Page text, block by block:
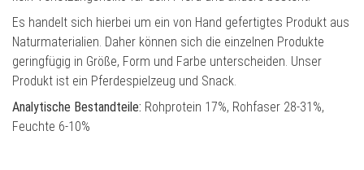
Es handelt sich hierbei um ein von Hand gefertigtes Produkt aus
Naturmaterialien. Daher können sich die einzelnen Produkte
geringfügig in Größe, Form und Farbe unterscheiden. Unser
Produkt ist ein Pferdespielzeug und Snack.
Analytische Bestandteile: Rohprotein 17%, Rohfaser 28-31%,
Feuchte 6-10%